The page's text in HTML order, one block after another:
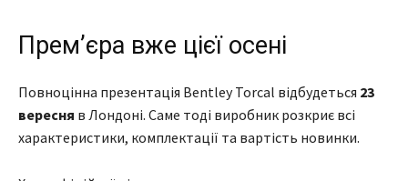
Прем’єра вже цієї осені
Повноцінна презентація Bentley Torcal відбудеться 23
вересня в Лондоні. Саме тоді виробник розкриє всі
характеристики, комплектації та вартість новинки.